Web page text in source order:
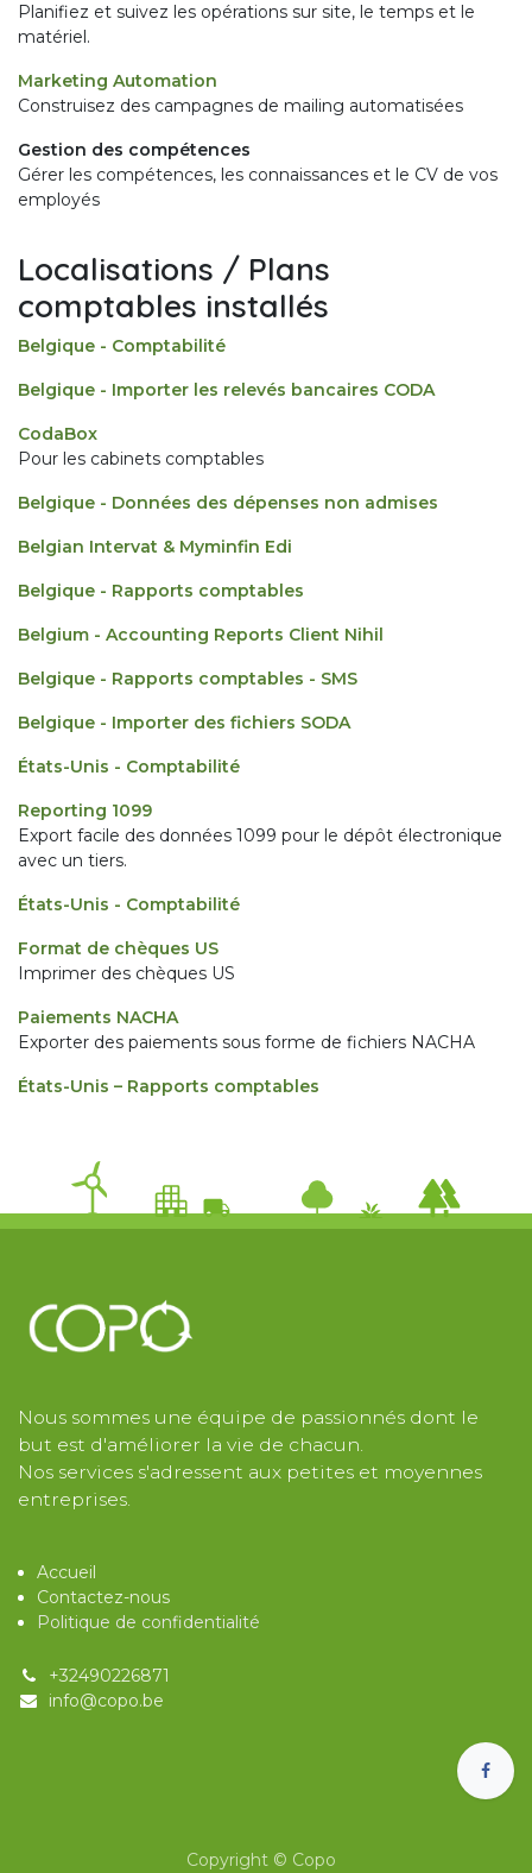
Planifiez et suivez les opérations sur site, le temps et le
matériel.
Marketing Automation
Construisez des campagnes de mailing automatisées
Gestion des compétences
Gérer les compétences, les connaissances et le CV de vos
employés
Localisations / Plans
comptables installés
Belgique - Comptabilité
Belgique - Importer les relevés bancaires CODA
CodaBox
Pour les cabinets comptables
Belgique - Données des dépenses non admises
Belgian Intervat & Myminfin Edi
Belgique - Rapports comptables
Belgium - Accounting Reports Client Nihil
Belgique - Rapports comptables - SMS
Belgique - Importer des fichiers SODA
États-Unis - Comptabilité
Reporting 1099
Export facile des données 1099 pour le dépôt électronique
avec un tiers.
États-Unis - Comptabilité
Format de chèques US
Imprimer des chèques US
Paiements NACHA
Exporter des paiements sous forme de fichiers NACHA
États-Unis – Rapports comptables
Nous sommes une équipe de passionnés dont le
but est d'améliorer la vie de chacun.
Nos services s'adressent aux petites et moyennes
entreprises.
Acc​ueil
Contactez-nous
Politique d​e confidentialité
+32​490226871
info@cop​o.be
Copyright © Copo